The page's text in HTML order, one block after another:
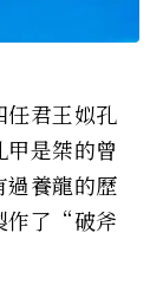
任君王姒孔
是桀的曾
過養龍的歷
作了“破斧